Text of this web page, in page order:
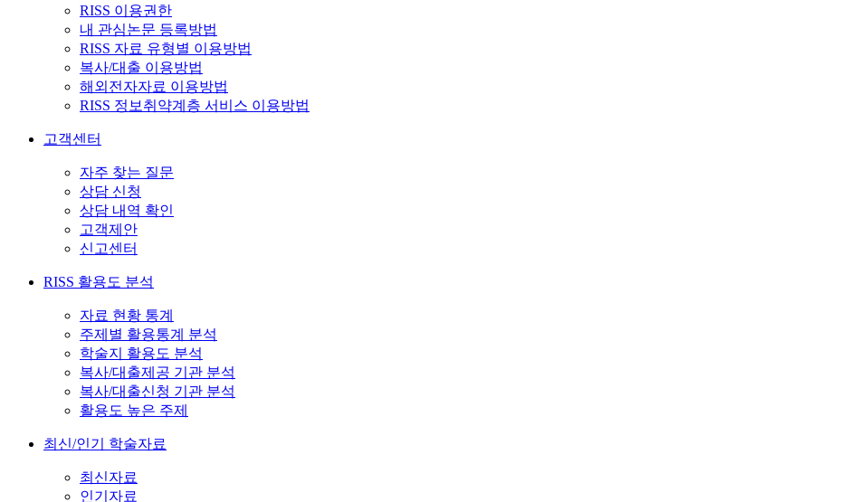
RISS 이용권한
내 관심논문 등록방법
RISS 자료 유형별 이용방법
복사/대출 이용방법
해외전자자료 이용방법
RISS 정보취약계층 서비스 이용방법
고객센터
자주 찾는 질문
상담 신청
상담 내역 확인
고객제안
신고센터
RISS 활용도 분석
자료 현황 통계
주제별 활용통계 분석
학술지 활용도 분석
복사/대출제공 기관 분석
복사/대출신청 기관 분석
활용도 높은 주제
최신/인기 학술자료
최신자료
인기자료